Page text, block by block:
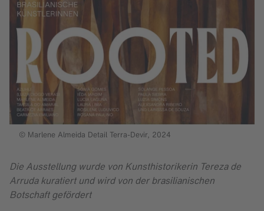
© Marlene Almeida Detail Terra-Devir, 2024
Die Ausstellung wurde von Kunsthistorikerin Tereza de
Arruda kuratiert und wird von der brasilianischen
Botschaft gefördert